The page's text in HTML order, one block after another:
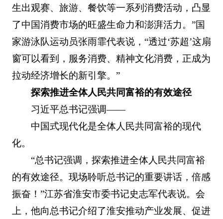
生出观赛、旅游、餐饮等一系列消费活动，凸显
了中国消费市场的旺盛生命力和澎湃活力。”国
家游泳队运动员张雨霏代表说，“透过‘苏超’这扇
窗可以看到，服务消费、精神文化消费，正成为
拉动经济增长的新引擎。”
探索推进全体人民共同富裕的有效途径
习近平总书记强调——
中国式现代化是全体人民共同富裕的现代
化。
“总书记强调，探索推进全体人民共同富裕
的有效途径。现场聆听总书记的重要讲话，倍感
振奋！”江苏省淮安市委书记史志军代表说。会
上，他向总书记介绍了淮安推动产业发展、促进